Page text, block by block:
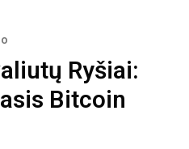
Ryšiai:
Bitcoin